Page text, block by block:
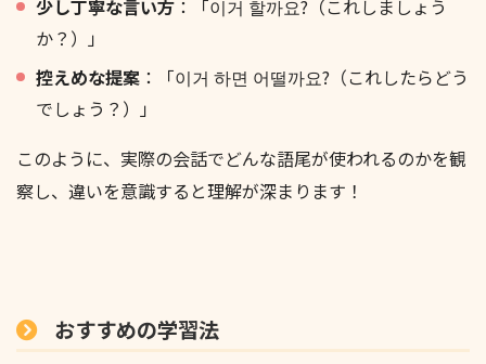
少し丁寧な言い方 ：「이거 할까요?（これしましょう
か？）」
控えめな提案 ：「이거 하면 어떨까요?（これしたらどう
でしょう？）」
このように、実際の会話でどんな語尾が使われるのかを観
察し、違いを意識すると理解が深まります！
おすすめの学習法